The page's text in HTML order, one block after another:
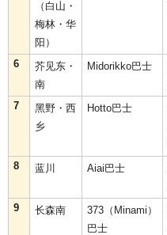
（白山・
梅林・华
阳）
6
芥见东・
南
Midorikko巴士
7
黑野・西
乡
Hotto巴士
8
蓝川 Aiai巴士
9
长森南
373（Minami）
巴士